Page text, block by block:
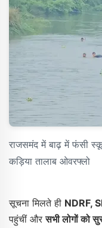
राजसमंद में बाढ़ में फंसी
कड़िया तालाब ओवरफ्लो
सूचना मिलते ही NDRF,
पहुंचीं औरसभी लोगों को